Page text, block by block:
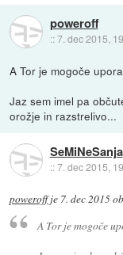
poweroff
::7. dec 2015,
A Tor je mogoče
Jaz sem imel pa
orožje in razstrelivo...
SeMiNeSanja
::7. dec 2015,
poweroffje 7. dec 2015
A Tor je mogoče